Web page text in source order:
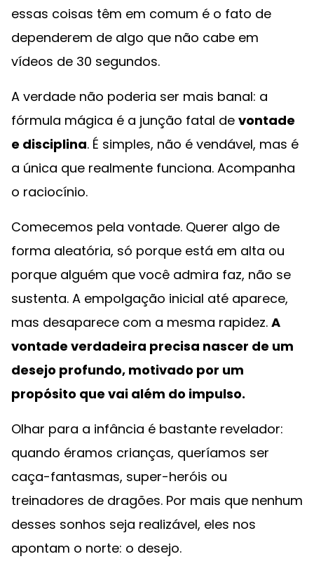
essas coisas têm em comum é o fato de
dependerem de algo que não cabe em
vídeos de 30 segundos.
A verdade não poderia ser mais banal: a
fórmula mágica é a junção fatal de vontade
e disciplina. É simples, não é vendável, mas é
a única que realmente funciona. Acompanha
o raciocínio.
Comecemos pela vontade. Querer algo de
forma aleatória, só porque está em alta ou
porque alguém que você admira faz, não se
sustenta. A empolgação inicial até aparece,
mas desaparece com a mesma rapidez. A
vontade verdadeira precisa nascer de um
desejo profundo, motivado por um
propósito que vai além do impulso.
Olhar para a infância é bastante revelador:
quando éramos crianças, queríamos ser
caça-fantasmas, super-heróis ou
treinadores de dragões. Por mais que nenhum
desses sonhos seja realizável, eles nos
apontam o norte: o desejo.